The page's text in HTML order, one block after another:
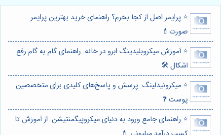
⭐️ پرایمر اصل از کجا بخرم؟ راهنمای خرید بهترین پرایمر
صورت💄
⭐️ آموزش میکروبلیدینگ ابرو در خانه: راهنمای گام به گام رفع
اشکال 🛠️
⭐️ میکرونیدلینگ: پرسش و پاسخ‌های کلیدی برای متخصصین
پوست ❓
⭐️ راهنمای جامع ورود به دنیای میکروپیگمنتیشن: از آموزش تا